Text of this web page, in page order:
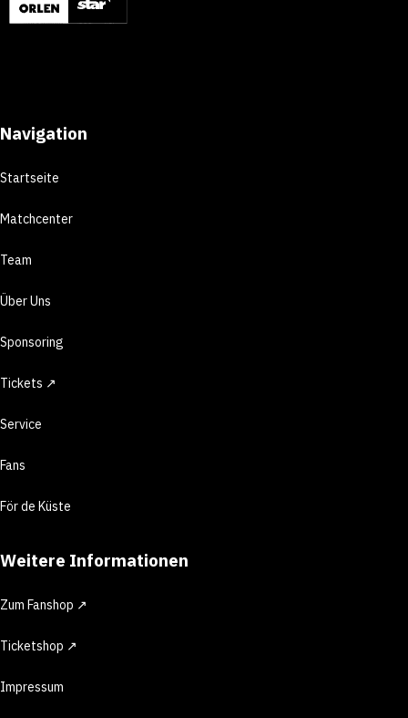
Navigation
Startseite
Matchcenter
Team
Über Uns
Sponsoring
Tickets ↗
Service
Fans
För de Küste
Weitere Informationen
Zum Fanshop ↗
Ticketshop ↗
Impressum